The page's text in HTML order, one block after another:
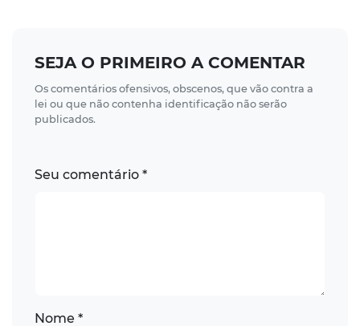
SEJA O PRIMEIRO A COMENTAR
Os comentários ofensivos, obscenos, que vão contra a
lei ou que não contenha identificação não serão
publicados.
Seu comentário *
Nome *